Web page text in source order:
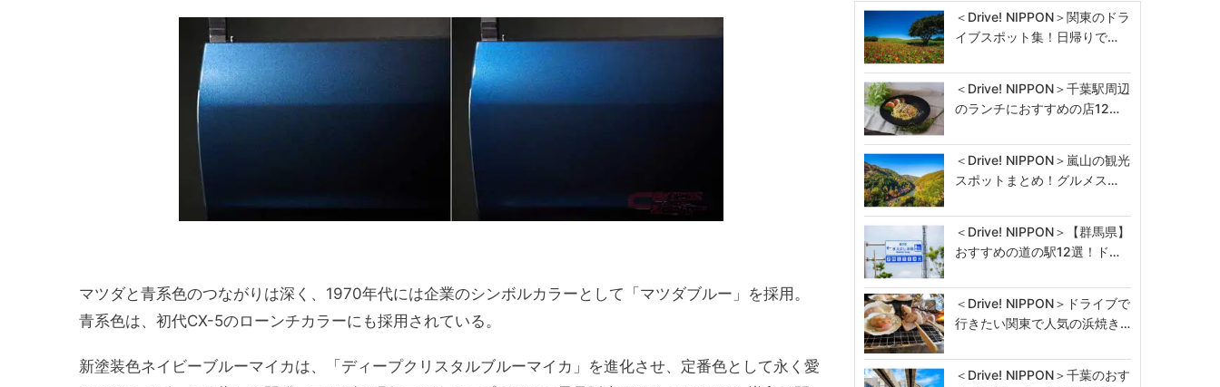
マツダと青系色のつながりは深く、1970年代には企業のシンボルカラーとして「マツダブルー」を採用。
青系色は、初代CX-5のローンチカラーにも採用されている。
新塗装色ネイビーブルーマイカは、「ディープクリスタルブルーマイカ」を進化させ、定番色として永く愛
＜Drive! NIPPON＞関東のドラ
イブスポット集！日帰りで…
＜Drive! NIPPON＞千葉駅周辺
のランチにおすすめの店12…
＜Drive! NIPPON＞嵐山の観光
スポットまとめ！グルメス…
＜Drive! NIPPON＞【群馬県】
おすすめの道の駅12選！ド…
＜Drive! NIPPON＞ドライブで
行きたい関東で人気の浜焼き…
＜Drive! NIPPON＞千葉のおす